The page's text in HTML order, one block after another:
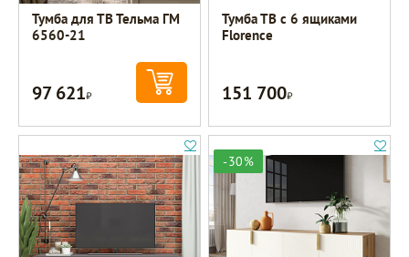
Тумба для ТВ Тельма ГМ
6560-21
97 621Р
Тумба ТВ с 6 ящиками
Florence
151 700Р
-30%